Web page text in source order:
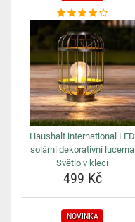
Haushalt international LED
solární dekorativní lucerna
Světlo v kleci
499 Kč
NOVINKA